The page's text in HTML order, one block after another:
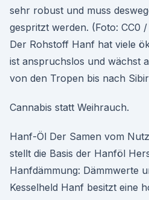
sehr robust und muss
gespritzt werden. (Foto: CC0
Der Rohstoff Hanf hat viele
ist anspruchslos und wächst
von den Tropen bis nach
Cannabis statt Weihrauch.
Hanf-Öl Der Samen vom
stellt die Basis der Hanföl
Hanfdämmung: Dämmwerte
Kesselheld Hanf besitzt eine